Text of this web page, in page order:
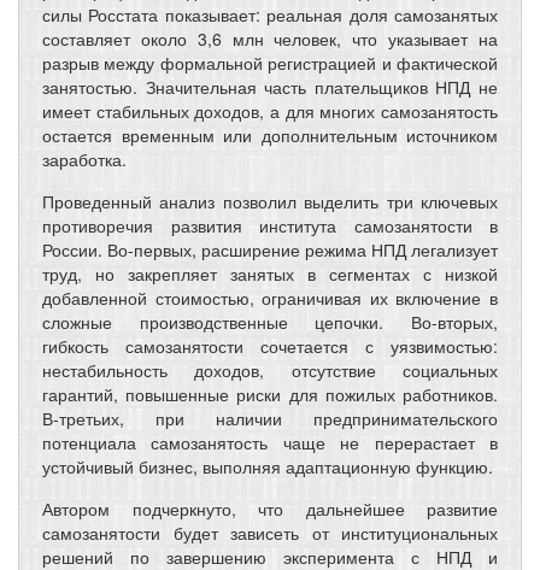
силы Росстата показывает: реальная доля самозанятых
составляет около 3,6 млн человек, что указывает на
разрыв между формальной регистрацией и фактической
занятостью. Значительная часть плательщиков НПД не
имеет стабильных доходов, а для многих самозанятость
остается временным или дополнительным источником
заработка.
Проведенный анализ позволил выделить три ключевых
противоречия развития института самозанятости в
России. Во-первых, расширение режима НПД легализует
труд, но закрепляет занятых в сегментах с низкой
добавленной стоимостью, ограничивая их включение в
сложные производственные цепочки. Во-вторых,
гибкость самозанятости сочетается с уязвимостью:
нестабильность доходов, отсутствие социальных
гарантий, повышенные риски для пожилых работников.
В-третьих, при наличии предпринимательского
потенциала самозанятость чаще не перерастает в
устойчивый бизнес, выполняя адаптационную функцию.
Автором подчеркнуто, что дальнейшее развитие
самозанятости будет зависеть от институциональных
решений по завершению эксперимента с НПД и